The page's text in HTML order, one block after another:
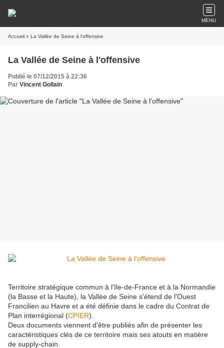
MENU
Accueil » La Vallée de Seine à l'offensive
La Vallée de Seine à l'offensive
Publié le 07/12/2015 à 22:36
Par Vincent Gollain
Territoire stratégique commun à l'Ile-de-France et à la Normandie
(la Basse et la Haute), la Vallée de Seine s'étend de l'Ouest
Francilien au Havre et a été définie dans le cadre du Contrat de
Plan interrégional (CPIER).
Deux documents viennent d'être publiés afin de présenter les
caractéristiques clés de ce territoire mais ses atouts en matière
de supply-chain.